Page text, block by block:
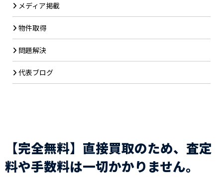
メディア掲載
物件取得
問題解決
代表ブログ
【完全無料】直接買取のため、査定
料や手数料は一切かかりません。